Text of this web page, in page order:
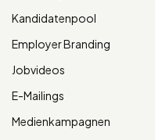
Kandidatenpool
Employer Branding
Jobvideos
E-Mailings
Medienkampagnen